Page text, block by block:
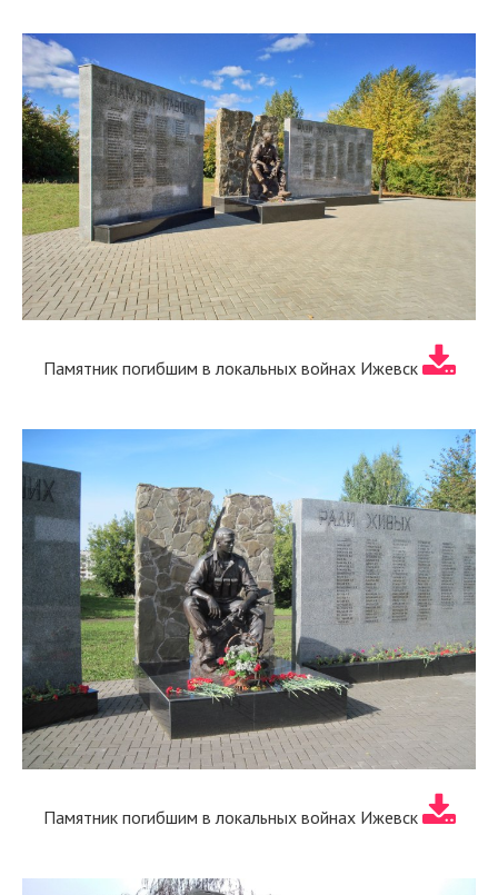
Памятник погибшим в локальных войнах Ижевск
Памятник погибшим в локальных войнах Ижевск